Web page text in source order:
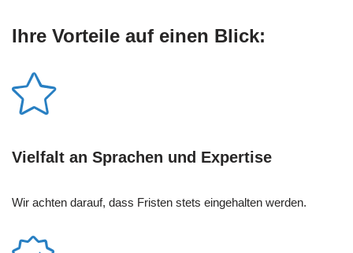
Ihre Vorteile auf einen Blick:
Vielfalt an Sprachen und Expertise
Wir achten darauf, dass Fristen stets eingehalten werden.